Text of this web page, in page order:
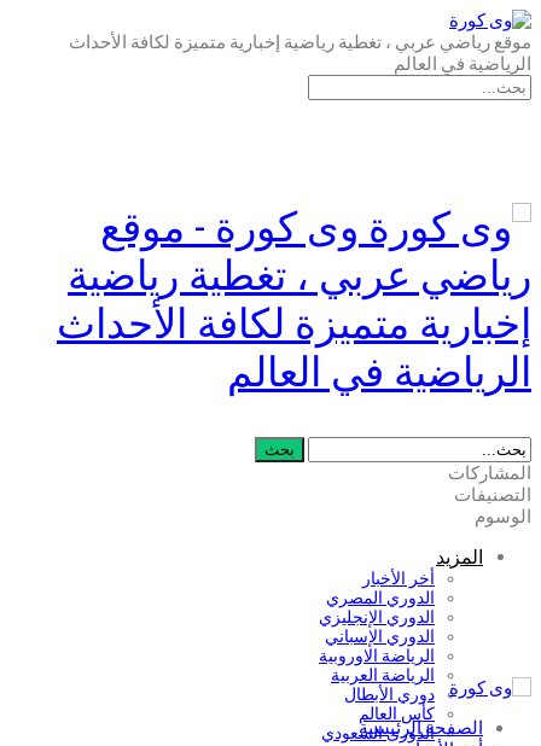
موقع رياضي عربي ، تغطية رياضية إخبارية متميزة لكافة الأحداث
الرياضية في العالم
وى كورة - موقع
رياضي عربي ، تغطية رياضية
إخبارية متميزة لكافة الأحداث
الرياضية في العالم
المشاركات
التصنيفات
الوسوم
المزيد
أخر الأخبار
الدوري المصري
الدوري الإنجليزي
الدوري الإسباني
الرياضة الاوروبية
الرياضة العربية
دوري الأبطال
كأس العالم
الدورى السعودي
الصفحة الرئيسية